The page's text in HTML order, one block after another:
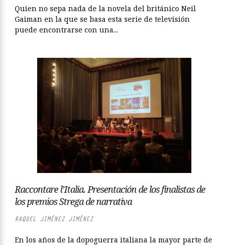
Quien no sepa nada de la novela del británico Neil
Gaiman en la que se basa esta serie de televisión
puede encontrarse con una...
Raccontare l’Italia. Presentación de los finalistas de
los premios Strega de narrativa
RAQUEL JIMÉNEZ JIMÉNEZ
En los años de la dopoguerra italiana la mayor parte de